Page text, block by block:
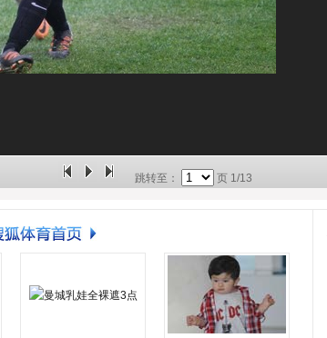
跳转至： 页 1/13